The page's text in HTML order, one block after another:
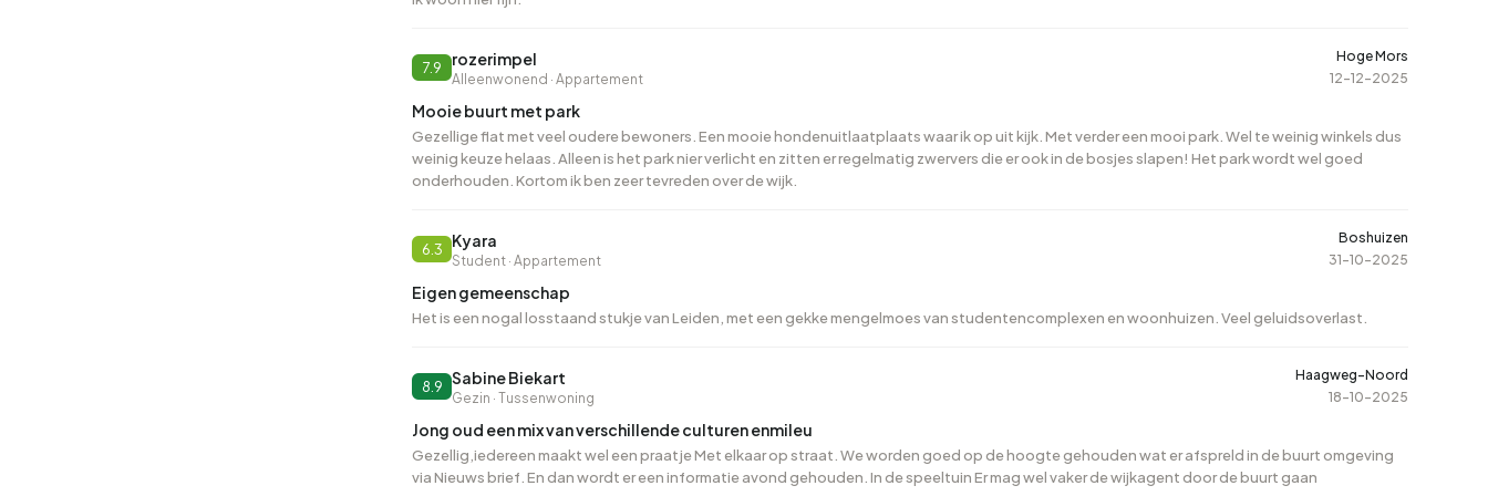
de juiste buurt. Wil je je zoekgebied verbreden? Bekijk dan ook het aanbod in
7.9 rozerimpel
Alleenwonend · Appartement
Hoge Mors
12-12-2025
Mooie buurt met park
Gezellige flat met veel oudere bewoners. Een mooie hondenuitlaatplaats waar ik op uit kijk. Met verder een mooi park. Wel te weinig winkels dus
weinig keuze helaas. Alleen is het park nier verlicht en zitten er regelmatig zwervers die er ook in de bosjes slapen! Het park wordt wel goed
onderhouden. Kortom ik ben zeer tevreden over de wijk.
6.3 Kyara
Student · Appartement
Boshuizen
31-10-2025
Eigen gemeenschap
Het is een nogal losstaand stukje van Leiden, met een gekke mengelmoes van studentencomplexen en woonhuizen. Veel geluidsoverlast.
8.9 Sabine Biekart
Gezin · Tussenwoning
Haagweg-Noord
18-10-2025
Jong oud een mix van verschillende culturen enmileu
Gezellig,iedereen maakt wel een praatje Met elkaar op straat. We worden goed op de hoogte gehouden wat er afspreld in de buurt omgeving
via Nieuws brief. En dan wordt er een informatie avond gehouden. In de speeltuin Er mag wel vaker de wijkagent door de buurt gaan